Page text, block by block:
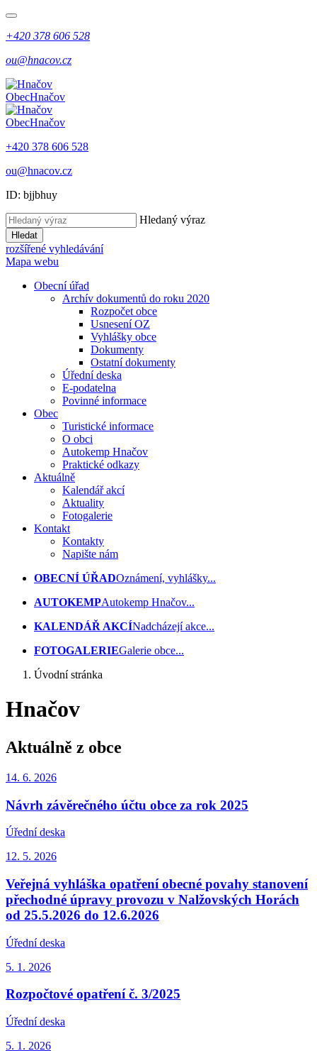
+420 378 606 528
ou@hnacov.cz
ObecHnačov
ObecHnačov
+420 378 606 528
ou@hnacov.cz
ID: bjjbhuy
Hledaný výraz
Hledat
rozšířené vyhledávání
Mapa webu
Obecní úřad
Archív dokumentů do roku 2020
Rozpočet obce
Usnesení OZ
Vyhlášky obce
Dokumenty
Ostatní dokumenty
Úřední deska
E-podatelna
Povinné informace
Obec
Turistické informace
O obci
Autokemp Hnačov
Praktické odkazy
Aktuálně
Kalendář akcí
Aktuality
Fotogalerie
Kontakt
Kontakty
Napište nám
OBECNÍ ÚŘADOznámení, vyhlášky...
AUTOKEMPAutokemp Hnačov...
KALENDÁŘ AKCÍNadcházejí akce...
FOTOGALERIEGalerie obce...
Úvodní stránka
Hnačov
Aktuálně z obce
14. 6. 2026
Návrh závěrečného účtu obce za rok 2025
Úřední deska
12. 5. 2026
Veřejná vyhláška opatření obecné povahy stanovení
přechodné úpravy provozu v Nalžovských Horách
od 25.5.2026 do 12.6.2026
Úřední deska
5. 1. 2026
Rozpočtové opatření č. 3/2025
Úřední deska
5. 1. 2026